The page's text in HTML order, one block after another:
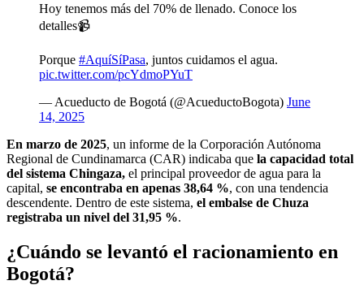
Hoy tenemos más del 70% de llenado. Conoce los
detalles📹
Porque #AquíSíPasa, juntos cuidamos el agua.
pic.twitter.com/pcYdmoPYuT
— Acueducto de Bogotá (@AcueductoBogota) June
14, 2025
En marzo de 2025, un informe de la Corporación Autónoma
Regional de Cundinamarca (CAR) indicaba que la capacidad total
del sistema Chingaza, el principal proveedor de agua para la
capital, se encontraba en apenas 38,64 %, con una tendencia
descendente. Dentro de este sistema, el embalse de Chuza
registraba un nivel del 31,95 %.
¿Cuándo se levantó el racionamiento en
Bogotá?